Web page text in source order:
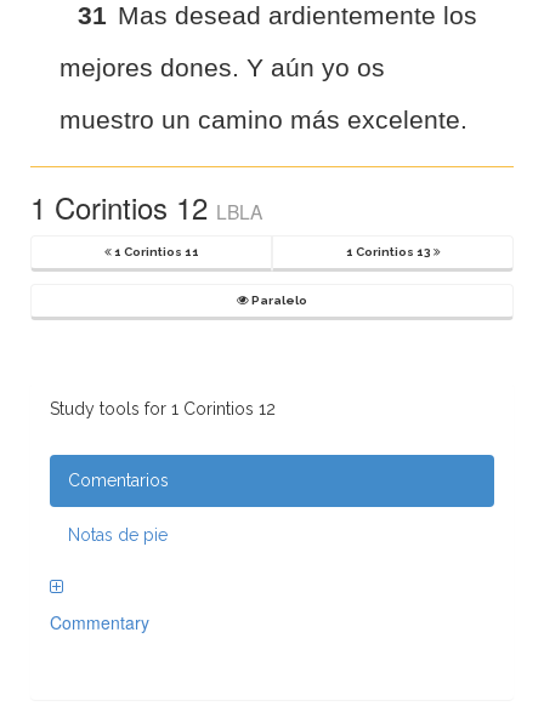
31 Mas desead ardientemente los
mejores dones. Y aún yo os
muestro un camino más excelente.
1 Corintios 12 LBLA
1 Corintios 11 1 Corintios 13
Paralelo
Study tools for 1 Corintios 12
Comentarios
Notas de pie
Commentary